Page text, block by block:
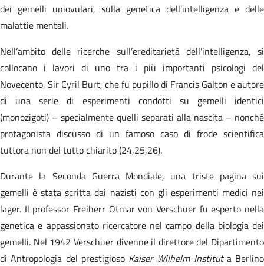
dei gemelli uniovulari, sulla genetica dell’intelligenza e delle
malattie mentali.
Nell’ambito delle ricerche sull’ereditarietà dell’intelligenza, si
collocano i lavori di uno tra i più importanti psicologi del
Novecento, Sir Cyril Burt, che fu pupillo di Francis Galton e autore
di una serie di esperimenti condotti su gemelli identici
(monozigoti) – specialmente quelli separati alla nascita – nonché
protagonista discusso di un famoso caso di frode scientifica
tuttora non del tutto chiarito (24,25,26).
Durante la Seconda Guerra Mondiale, una triste pagina sui
gemelli è stata scritta dai nazisti con gli esperimenti medici nei
lager. Il professor Freiherr Otmar von Verschuer fu esperto nella
genetica e appassionato ricercatore nel campo della biologia dei
gemelli. Nel 1942 Verschuer divenne il direttore del Dipartimento
di Antropologia del prestigioso Kaiser Wilhelm Instituta Berlino